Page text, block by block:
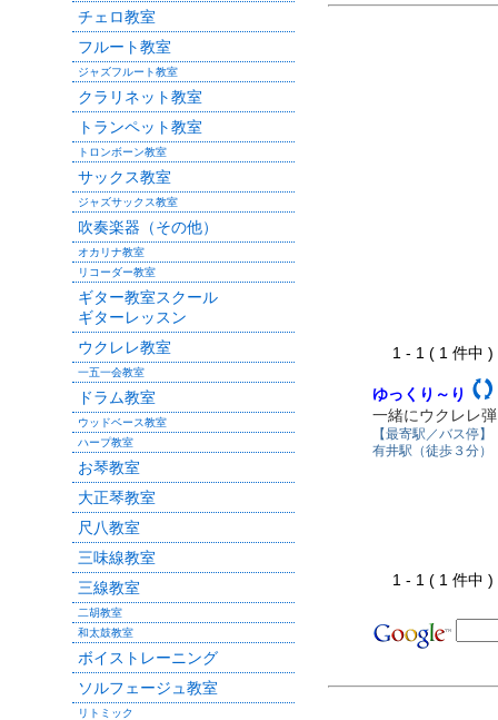
1 - 1 ( 1 件
ゆっくり～り
一緒にウクレレ
【最寄駅／バス停】
有井駅（徒歩３分）
1 - 1 ( 1 件
チェロ教室
フルート教室
ジャズフルート教室
クラリネット教室
トランペット教室
トロンボーン教室
サックス教室
ジャズサックス教室
吹奏楽器（その他）
オカリナ教室
リコーダー教室
ギター教室スクール
ギターレッスン
ウクレレ教室
一五一会教室
ドラム教室
ウッドベース教室
ハープ教室
お琴教室
大正琴教室
尺八教室
三味線教室
三線教室
二胡教室
和太鼓教室
ボイストレーニング
ソルフェージュ教室
リトミック